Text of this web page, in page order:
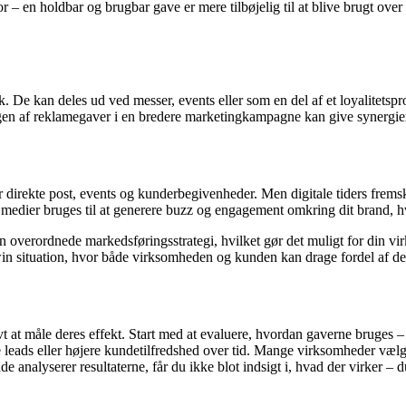
– en holdbar og brugbar gave er mere tilbøjelig til at blive brugt
kan deles ud ved messer, events eller som en del af et
af reklamegaver i en bredere marketingkampagne kan give
post, events og kunderbegivenheder. Men digitale tiders
bruges til at generere buzz og engagement omkring dit brand,
markedsføringsstrategi, hvilket gør det muligt for din
situation, hvor både virksomheden og kunden kan drage fordel af
måle deres effekt. Start med at evaluere, hvordan gaverne
eller højere kundetilfredshed over tid. Mange virksomheder
analyserer resultaterne, får du ikke blot indsigt i, hvad der virker –